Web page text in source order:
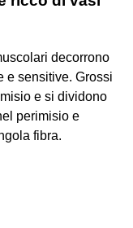
decorrono
e sensitive. Grossi
e si dividono
perimisio e
fibra.